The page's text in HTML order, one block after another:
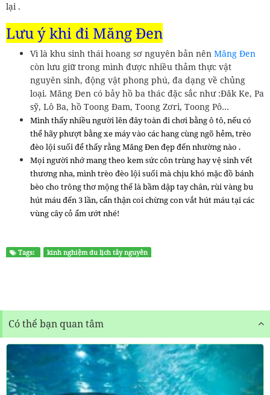
lại .
Lưu ý khi đi Măng Đen
Vì là khu sinh thái hoang sơ nguyên bản nên Măng Đen
còn lưu giữ trong mình được nhiều thảm thực vật
nguyên sinh, động vật phong phú, đa dạng về chủng
loại. Măng Đen có bảy hồ ba thác đặc sắc như :Đăk Ke, Pa
sỹ, Lô Ba, hồ Toong Đam, Toong Zơri, Toong Pô…
Mình thấy nhiều người lên đây toàn đi chơi bằng ô tô, nếu có
thể hãy phượt bằng xe máy vào các hang cùng ngõ hẻm, trèo
đèo lội suối để thấy rằng Măng Đen đẹp đến nhường nào .
Mọi người nhớ mang theo kem sức côn trùng hay vệ sinh vết
thương nha, mình trèo đèo lội suối mà chịu khó mặc đồ bánh
bèo cho trông thơ mộng thế là bầm dập tay chân, rùi vàng bu
hút máu đến 3 lần, cẩn thận coi chừng con vắt hút máu tại các
vùng cây cỏ ẩm ướt nhé!
Tags: kinh nghiệm du lịch tây nguyên
Có thể bạn quan tâm